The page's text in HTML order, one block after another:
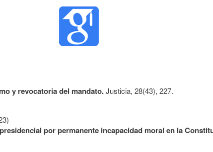
y revocatoria del mandato.Justicia, 28(43), 227.
por permanente incapacidad moral en la